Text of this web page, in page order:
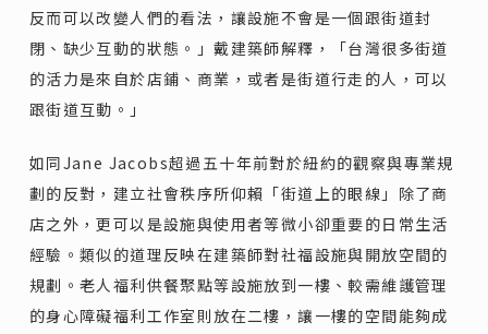
反而可以改變人們的看法，讓設施不會是一個跟街道封
閉、缺少互動的狀態。」戴建築師解釋，「台灣很多街道
的活力是來自於店鋪、商業，或者是街道行走的人，可以
跟街道互動。」
如同Jane Jacobs超過五十年前對於紐約的觀察與專業規
劃的反對，建立社會秩序所仰賴「街道上的眼線」除了商
店之外，更可以是設施與使用者等微小卻重要的日常生活
經驗。類似的道理反映在建築師對社福設施與開放空間的
規劃。老人福利供餐聚點等設施放到一樓、較需維護管理
的身心障礙福利工作室則放在二樓，讓一樓的空間能夠成